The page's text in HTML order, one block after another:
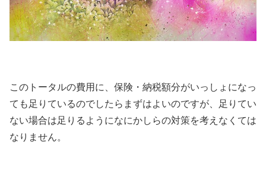
このトータルの費用に、保険・納税額分がいっしょになっ
ても足りているのでしたらまずはよいのですが、足りてい
ない場合は足りるようになにかしらの対策を考えなくては
なりません。